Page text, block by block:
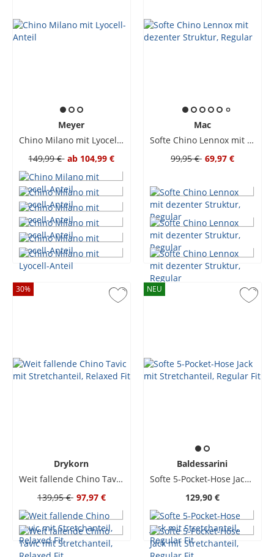
Meyer
Chino Milano mit Lyocell-Anteil
149,99 € ab 104,99 €
Mac
Softe Chino Lennox mit dezenter Struktur, Regular
99,95 € 69,97 €
30%
Drykorn
Weit fallende Chino Tavic mit Stretchanteil, Relaxed Fit
139,95 € 97,97 €
NEU
Baldessarini
Softe 5-Pocket-Hose Jack mit Stretchanteil, Regular Fit
129,90 €